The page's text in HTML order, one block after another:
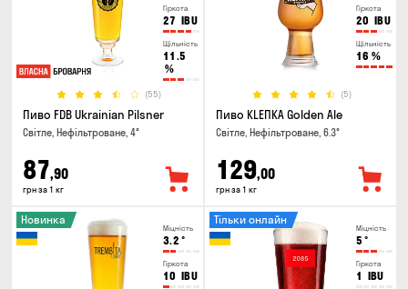
Гіркота
27 IBU
Щільність
11.5
%
(55)
Пиво FDB Ukrainian Pilsner
Світле, Нефільтроване, 4°
87,90
грн за 1 кг
Гіркота
20 IBU
Щільність
16 %
(5)
Пиво KLEПКА Golden Ale
Світле, Нефільтроване, 6.3°
129,00
грн за 1 кг
Міцність
3.2 °
Гіркота
10 IBU
Новинка
Міцність
5 °
Гіркота
1 IBU
Тільки онлайн